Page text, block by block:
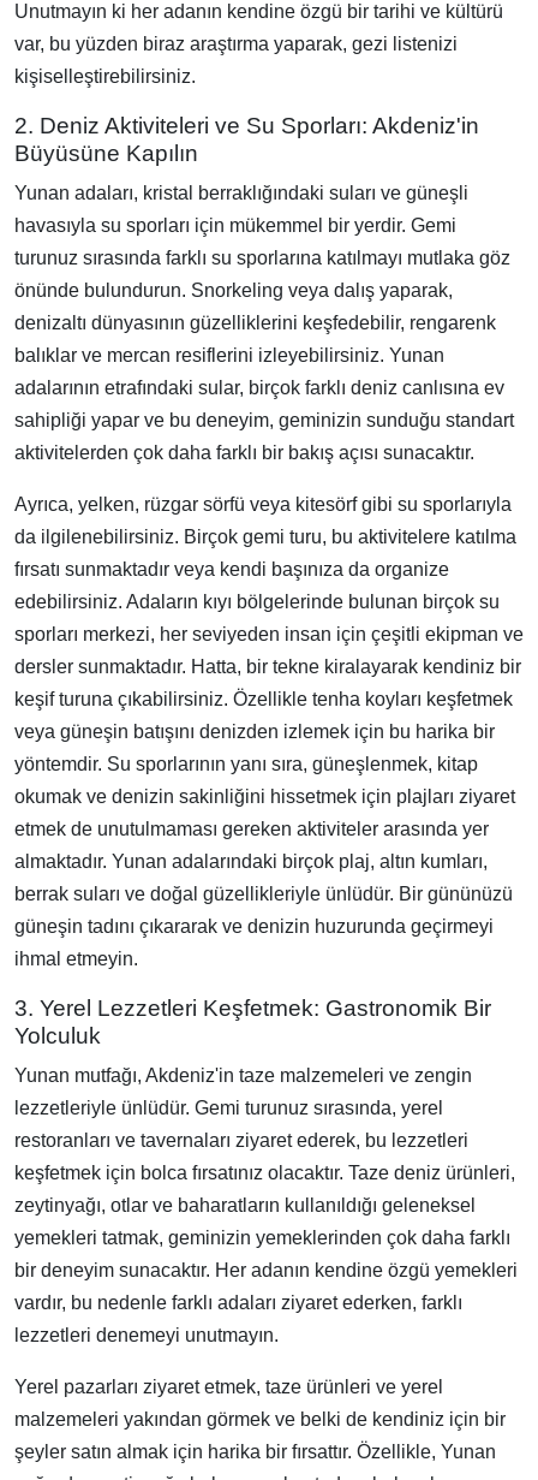
Unutmayın ki her adanın kendine özgü bir tarihi ve kültürü
var, bu yüzden biraz araştırma yaparak, gezi listenizi
kişiselleştirebilirsiniz.
2. Deniz Aktiviteleri ve Su Sporları: Akdeniz'in
Büyüsüne Kapılın
Yunan adaları, kristal berraklığındaki suları ve güneşli
havasıyla su sporları için mükemmel bir yerdir. Gemi
turunuz sırasında farklı su sporlarına katılmayı mutlaka göz
önünde bulundurun. Snorkeling veya dalış yaparak,
denizaltı dünyasının güzelliklerini keşfedebilir, rengarenk
balıklar ve mercan resiflerini izleyebilirsiniz. Yunan
adalarının etrafındaki sular, birçok farklı deniz canlısına ev
sahipliği yapar ve bu deneyim, geminizin sunduğu standart
aktivitelerden çok daha farklı bir bakış açısı sunacaktır.
Ayrıca, yelken, rüzgar sörfü veya kitesörf gibi su sporlarıyla
da ilgilenebilirsiniz. Birçok gemi turu, bu aktivitelere katılma
fırsatı sunmaktadır veya kendi başınıza da organize
edebilirsiniz. Adaların kıyı bölgelerinde bulunan birçok su
sporları merkezi, her seviyeden insan için çeşitli ekipman ve
dersler sunmaktadır. Hatta, bir tekne kiralayarak kendiniz bir
keşif turuna çıkabilirsiniz. Özellikle tenha koyları keşfetmek
veya güneşin batışını denizden izlemek için bu harika bir
yöntemdir. Su sporlarının yanı sıra, güneşlenmek, kitap
okumak ve denizin sakinliğini hissetmek için plajları ziyaret
etmek de unutulmaması gereken aktiviteler arasında yer
almaktadır. Yunan adalarındaki birçok plaj, altın kumları,
berrak suları ve doğal güzellikleriyle ünlüdür. Bir gününüzü
güneşin tadını çıkararak ve denizin huzurunda geçirmeyi
ihmal etmeyin.
3. Yerel Lezzetleri Keşfetmek: Gastronomik Bir
Yolculuk
Yunan mutfağı, Akdeniz'in taze malzemeleri ve zengin
lezzetleriyle ünlüdür. Gemi turunuz sırasında, yerel
restoranları ve tavernaları ziyaret ederek, bu lezzetleri
keşfetmek için bolca fırsatınız olacaktır. Taze deniz ürünleri,
zeytinyağı, otlar ve baharatların kullanıldığı geleneksel
yemekleri tatmak, geminizin yemeklerinden çok daha farklı
bir deneyim sunacaktır. Her adanın kendine özgü yemekleri
vardır, bu nedenle farklı adaları ziyaret ederken, farklı
lezzetleri denemeyi unutmayın.
Yerel pazarları ziyaret etmek, taze ürünleri ve yerel
malzemeleri yakından görmek ve belki de kendiniz için bir
şeyler satın almak için harika bir fırsattır. Özellikle, Yunan